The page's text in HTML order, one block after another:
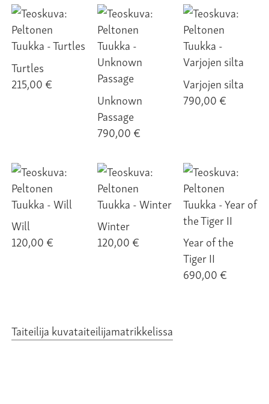
Turtles
215,00 €
Unknown
Passage
790,00 €
Varjojen silta
790,00 €
Will
120,00 €
Winter
120,00 €
Year of the
Tiger II
690,00 €
Taiteilija kuvataiteilijamatrikkelissa